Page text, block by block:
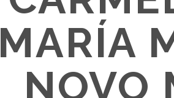
MARÍA
NOVO